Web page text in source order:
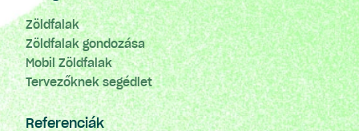
Zöldfalak
Zöldfalak gondozása
Mobil Zöldfalak
Tervezőknek segédlet
Referenciák